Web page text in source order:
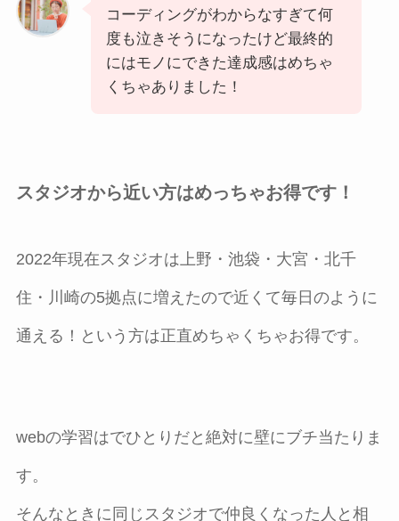
コーディングがわからなすぎて何
度も泣きそうになったけど最終的
にはモノにできた達成感はめちゃ
くちゃありました！
スタジオから近い方はめっちゃお得です！
2022年現在スタジオは上野・池袋・大宮・北千
住・川崎の5拠点に増えたので近くて毎日のように
通える！という方は正直めちゃくちゃお得です。
webの学習はでひとりだと絶対に壁にブチ当たりま
す。
そんなときに同じスタジオで仲良くなった人と相